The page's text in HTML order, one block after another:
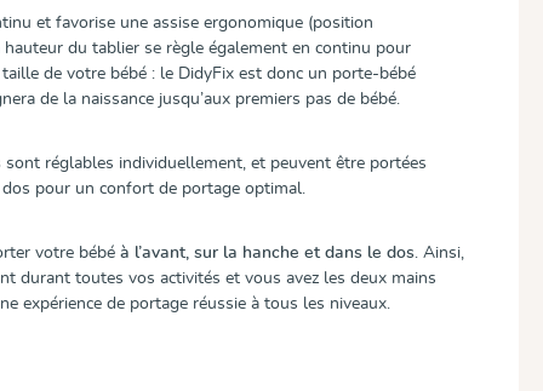
et favorise une assise ergonomique (position
hauteur du tablier se règle également en continu pour
de votre bébé : le DidyFix est donc un porte-bébé
de la naissance jusqu’aux premiers pas de bébé.
sont réglables individuellement, et peuvent être portées
pour un confort de portage optimal.
votre bébé à l’avant, sur la hanche et dans le dos . Ainsi,
durant toutes vos activités et vous avez les deux mains
expérience de portage réussie à tous les niveaux.